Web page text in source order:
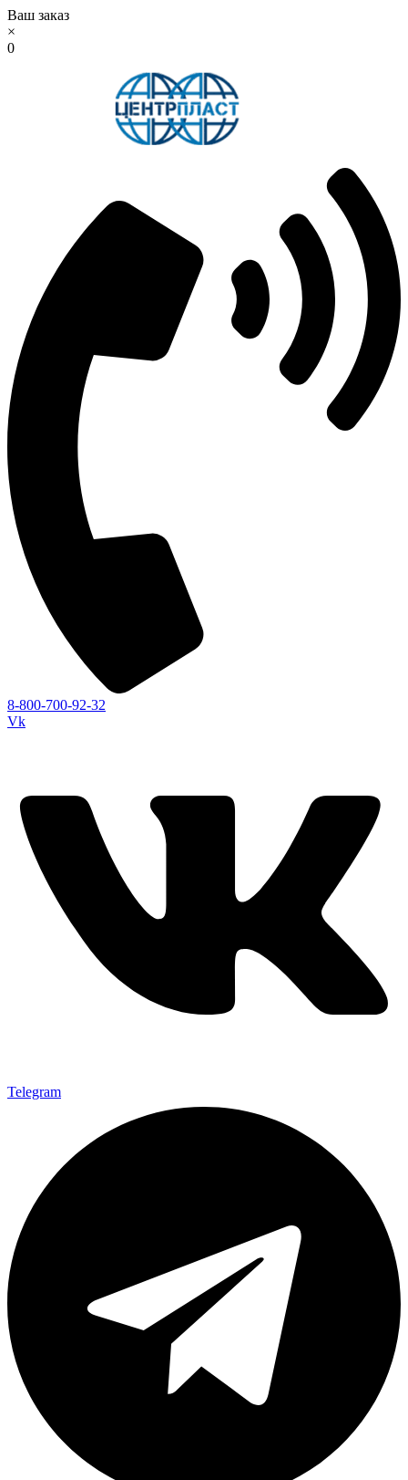
Ваш заказ
×
0
8-800-700-92-32
Vk
Telegram